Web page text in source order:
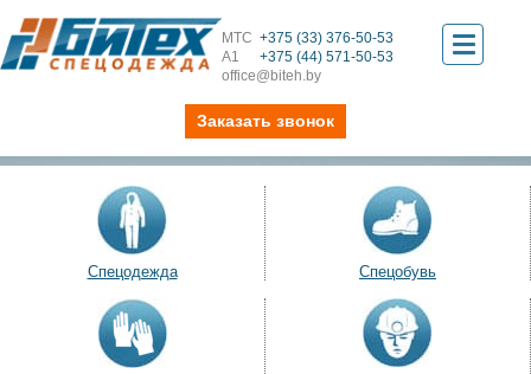
МТС +375 (33) 376-50-53
А1
+375 (44) 571-50-53
office@biteh.by
Toggle
Заказать звонок
Спецодежда Спецобувь